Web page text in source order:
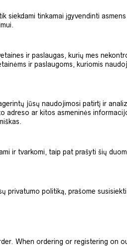
siekdami tinkamai įgyvendinti
ir paslaugas, kurių mes
ir paslaugoms, kuriomis
jūsų naudojimosi patirtį ir
adreso ar kitos asmeninės
ir tvarkomi, taip pat prašyti šių
privatumo politiką, prašome
When ordering or registering on